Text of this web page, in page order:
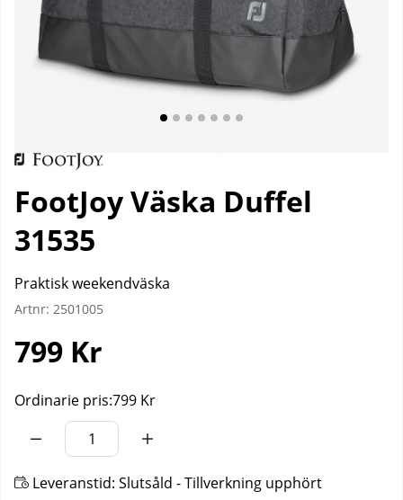
FootJoy Väska Duffel
31535
Praktisk weekendväska
Artnr: 2501005
799 Kr
Ordinarie pris:799 Kr
Leveranstid: Slutsåld - Tillverkning upphört